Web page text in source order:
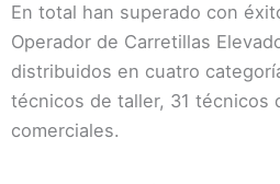
En total han superado con
Operador de Carretillas
distribuidos en cuatro
técnicos de taller, 31 técnicos
comerciales.